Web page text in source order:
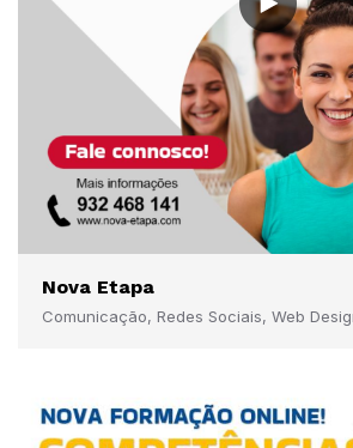
Nova Etapa
Comunicação, Redes Sociais, Web